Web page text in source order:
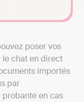
poser vos
le chat en direct
importés
par
en cas